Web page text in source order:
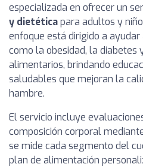
especializada en ofrecer un
y dietéticapara adultos y
enfoque está dirigido a
como la obesidad, la diabetes
alimentarios, brindando
saludables que mejoran la
hambre.
El servicio incluye
composición corporal
se mide cada segmento del
plan de alimentación